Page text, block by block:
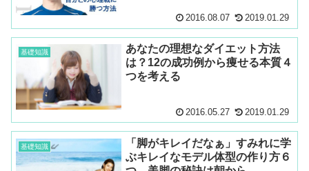
2016.08.07 2019.01.29
基礎知識
あなたの理想なダイエット方法
は？12の成功例から痩せる本質４
つを考える
2016.05.27 2019.01.29
基礎知識
「脚がキレイだなぁ」すみれに学
ぶキレイなモデル体型の作り方６